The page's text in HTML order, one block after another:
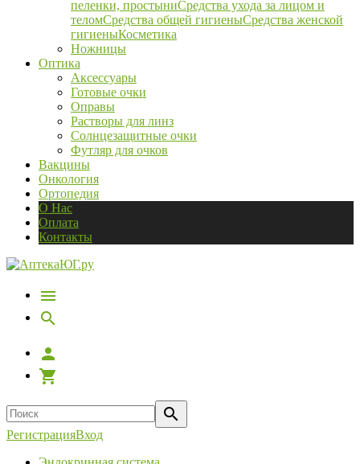
пеленки, простыниСредства ухода за лицом и
теломСредства общей гигиеныСредства женской
гигиеныКосметика
Ножницы
Оптика
Аксессуары
Готовые очки
Оправы
Растворы для линз
Солнцезащитные очки
Футляр для очков
Вакцины
Онкология
Ортопедия
О Нас
Оплата
Контакты
РегистрацияВход